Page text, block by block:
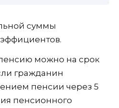
суммы
можно на срок
гражданин
пенсии через 5
пенсионного